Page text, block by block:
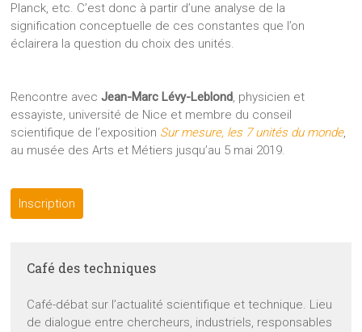
Planck, etc. C’est donc à partir d’une analyse de la
signification conceptuelle de ces constantes que l’on
éclairera la question du choix des unités.
Rencontre avecJean-Marc Lévy-Leblond, physicien et
essayiste, université de Nice et membre du conseil
scientifique de l’exposition Sur mesure, les 7 unités du monde,
au musée des Arts et Métiers jusqu’au 5 mai 2019.
Inscription
Café des techniques
Café-débat sur l’actualité scientifique et technique. Lieu
de dialogue entre chercheurs, industriels, responsables